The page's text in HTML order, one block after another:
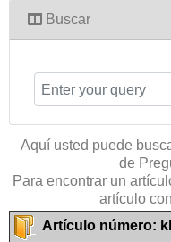
Buscar
Aquí usted puede
de
Para encontrar un
artículo
Artículo número: